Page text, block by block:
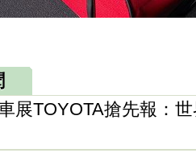
展TOYOTA搶先報：